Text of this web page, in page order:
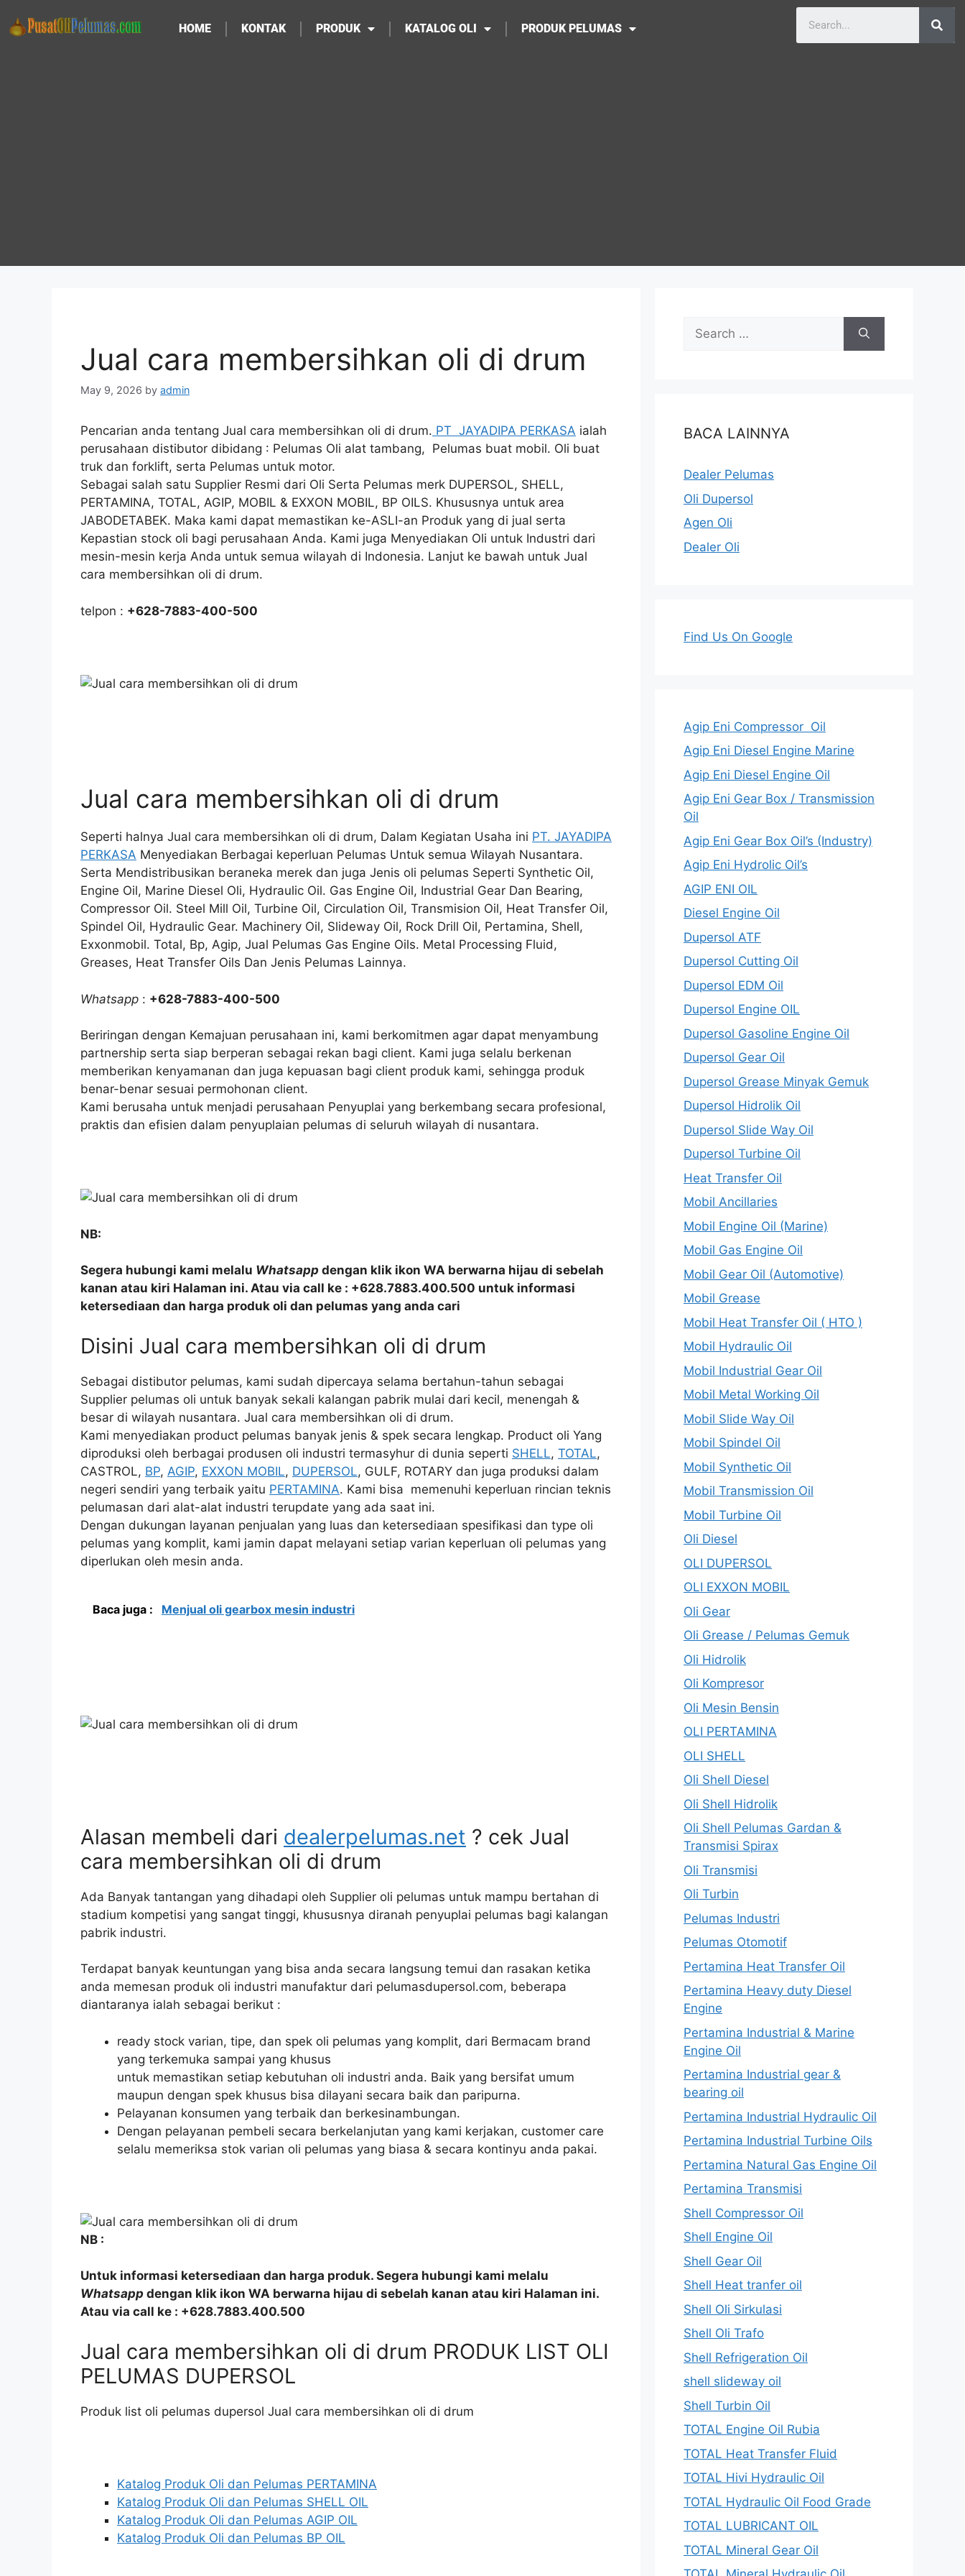
HOME KONTAK PRODUK KATALOG OLI PRODUK PELUMAS
Jual cara membersihkan oli di drum
May 9, 2026 by admin
Pencarian anda tentang Jual cara membersihkan oli di drum. PT JAYADIPA PERKASA ialah
perusahaan distibutor dibidang : Pelumas Oli alat tambang, Pelumas buat mobil. Oli buat
truk dan forklift, serta Pelumas untuk motor.
Sebagai salah satu Supplier Resmi dari Oli Serta Pelumas merk DUPERSOL, SHELL,
PERTAMINA, TOTAL, AGIP, MOBIL & EXXON MOBIL, BP OILS. Khususnya untuk area
JABODETABEK. Maka kami dapat memastikan ke-ASLI-an Produk yang di jual serta
Kepastian stock oli bagi perusahaan Anda. Kami juga Menyediakan Oli untuk Industri dari
mesin-mesin kerja Anda untuk semua wilayah di Indonesia. Lanjut ke bawah untuk Jual
cara membersihkan oli di drum.
telpon : +628-7883-400-500
Jual cara membersihkan oli di drum
Seperti halnya Jual cara membersihkan oli di drum, Dalam Kegiatan Usaha ini PT. JAYADIPA
PERKASA Menyediakan Berbagai keperluan Pelumas Untuk semua Wilayah Nusantara.
Serta Mendistribusikan beraneka merek dan juga Jenis oli pelumas Seperti Synthetic Oil,
Engine Oil, Marine Diesel Oli, Hydraulic Oil. Gas Engine Oil, Industrial Gear Dan Bearing,
Compressor Oil. Steel Mill Oil, Turbine Oil, Circulation Oil, Transmision Oil, Heat Transfer Oil,
Spindel Oil, Hydraulic Gear. Machinery Oil, Slideway Oil, Rock Drill Oil, Pertamina, Shell,
Exxonmobil. Total, Bp, Agip, Jual Pelumas Gas Engine Oils. Metal Processing Fluid,
Greases, Heat Transfer Oils Dan Jenis Pelumas Lainnya.
Whatsapp : +628-7883-400-500
Beriringan dengan Kemajuan perusahaan ini, kami berkomitmen agar dapat menyambung
partnership serta siap berperan sebagai rekan bagi client. Kami juga selalu berkenan
memberikan kenyamanan dan juga kepuasan bagi client produk kami, sehingga produk
benar-benar sesuai permohonan client.
Kami berusaha untuk menjadi perusahaan Penyuplai yang berkembang secara profesional,
praktis dan efisien dalam penyuplaian pelumas di seluruh wilayah di nusantara.
NB:
Segera hubungi kami melalu Whatsapp dengan klik ikon WA berwarna hijau di sebelah
kanan atau kiri Halaman ini. Atau via call ke : +628.7883.400.500 untuk informasi
ketersediaan dan harga produk oli dan pelumas yang anda cari
Disini Jual cara membersihkan oli di drum
Sebagai distibutor pelumas, kami sudah dipercaya selama bertahun-tahun sebagai
Supplier pelumas oli untuk banyak sekali kalangan pabrik mulai dari kecil, menengah &
besar di wilayah nusantara. Jual cara membersihkan oli di drum.
Kami menyediakan product pelumas banyak jenis & spek secara lengkap. Product oli Yang
diproduksi oleh berbagai produsen oli industri termasyhur di dunia seperti SHELL, TOTAL,
CASTROL, BP, AGIP, EXXON MOBIL, DUPERSOL, GULF, ROTARY dan juga produksi dalam
negeri sendiri yang terbaik yaitu PERTAMINA. Kami bisa memenuhi keperluan rincian teknis
pelumasan dari alat-alat industri terupdate yang ada saat ini.
Dengan dukungan layanan penjualan yang luas dan ketersediaan spesifikasi dan type oli
pelumas yang komplit, kami jamin dapat melayani setiap varian keperluan oli pelumas yang
diperlukan oleh mesin anda.
Baca juga : Menjual oli gearbox mesin industri
Alasan membeli dari dealerpelumas.net ? cek Jual
cara membersihkan oli di drum
Ada Banyak tantangan yang dihadapi oleh Supplier oli pelumas untuk mampu bertahan di
stadium kompetisi yang sangat tinggi, khususnya diranah penyuplai pelumas bagi kalangan
pabrik industri.
Terdapat banyak keuntungan yang bisa anda secara langsung temui dan rasakan ketika
anda memesan produk oli industri manufaktur dari pelumasdupersol.com, beberapa
diantaranya ialah sebagai berikut :
ready stock varian, tipe, dan spek oli pelumas yang komplit, dari Bermacam brand
yang terkemuka sampai yang khusus
untuk memastikan setiap kebutuhan oli industri anda. Baik yang bersifat umum
maupun dengan spek khusus bisa dilayani secara baik dan paripurna.
Pelayanan konsumen yang terbaik dan berkesinambungan.
Dengan pelayanan pembeli secara berkelanjutan yang kami kerjakan, customer care
selalu memeriksa stok varian oli pelumas yang biasa & secara kontinyu anda pakai.
NB :
Untuk informasi ketersediaan dan harga produk. Segera hubungi kami melalu
Whatsapp dengan klik ikon WA berwarna hijau di sebelah kanan atau kiri Halaman ini.
Atau via call ke : +628.7883.400.500
Jual cara membersihkan oli di drum PRODUK LIST OLI
PELUMAS DUPERSOL
Produk list oli pelumas dupersol Jual cara membersihkan oli di drum
Katalog Produk Oli dan Pelumas PERTAMINA
Katalog Produk Oli dan Pelumas SHELL OIL
Katalog Produk Oli dan Pelumas AGIP OIL
Katalog Produk Oli dan Pelumas BP OIL
BACA LAINNYA
Dealer Pelumas
Oli Dupersol
Agen Oli
Dealer Oli
Find Us On Google
Agip Eni Compressor Oil
Agip Eni Diesel Engine Marine
Agip Eni Diesel Engine Oil
Agip Eni Gear Box / Transmission
Oil
Agip Eni Gear Box Oil’s (Industry)
Agip Eni Hydrolic Oil’s
AGIP ENI OIL
Diesel Engine Oil
Dupersol ATF
Dupersol Cutting Oil
Dupersol EDM Oil
Dupersol Engine OIL
Dupersol Gasoline Engine Oil
Dupersol Gear Oil
Dupersol Grease Minyak Gemuk
Dupersol Hidrolik Oil
Dupersol Slide Way Oil
Dupersol Turbine Oil
Heat Transfer Oil
Mobil Ancillaries
Mobil Engine Oil (Marine)
Mobil Gas Engine Oil
Mobil Gear Oil (Automotive)
Mobil Grease
Mobil Heat Transfer Oil ( HTO )
Mobil Hydraulic Oil
Mobil Industrial Gear Oil
Mobil Metal Working Oil
Mobil Slide Way Oil
Mobil Spindel Oil
Mobil Synthetic Oil
Mobil Transmission Oil
Mobil Turbine Oil
Oli Diesel
OLI DUPERSOL
OLI EXXON MOBIL
Oli Gear
Oli Grease / Pelumas Gemuk
Oli Hidrolik
Oli Kompresor
Oli Mesin Bensin
OLI PERTAMINA
OLI SHELL
Oli Shell Diesel
Oli Shell Hidrolik
Oli Shell Pelumas Gardan &
Transmisi Spirax
Oli Transmisi
Oli Turbin
Pelumas Industri
Pelumas Otomotif
Pertamina Heat Transfer Oil
Pertamina Heavy duty Diesel
Engine
Pertamina Industrial & Marine
Engine Oil
Pertamina Industrial gear &
bearing oil
Pertamina Industrial Hydraulic Oil
Pertamina Industrial Turbine Oils
Pertamina Natural Gas Engine Oil
Pertamina Transmisi
Shell Compressor Oil
Shell Engine Oil
Shell Gear Oil
Shell Heat tranfer oil
Shell Oli Sirkulasi
Shell Oli Trafo
Shell Refrigeration Oil
shell slideway oil
Shell Turbin Oil
TOTAL Engine Oil Rubia
TOTAL Heat Transfer Fluid
TOTAL Hivi Hydraulic Oil
TOTAL Hydraulic Oil Food Grade
TOTAL LUBRICANT OIL
TOTAL Mineral Gear Oil